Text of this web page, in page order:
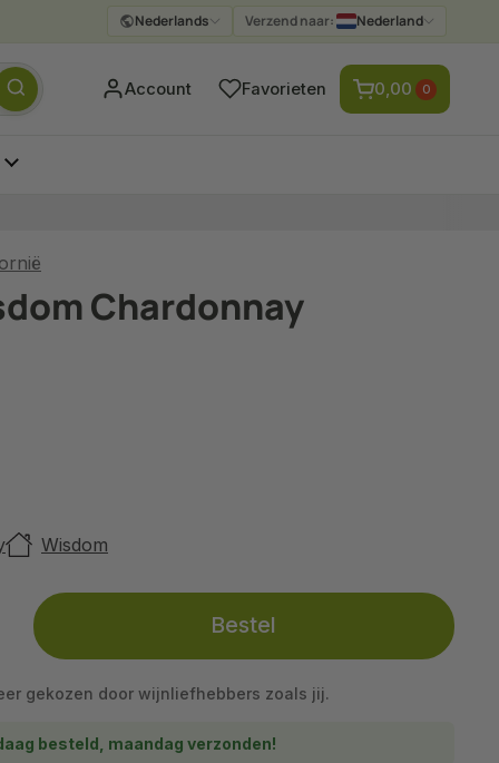
Nederlands Verzend naar: Nederland
Account Favorieten 0,00 0
Chardonnay
Wisdom
Bestel
gekozen door wijnliefhebbers zoals jij.
besteld, maandag verzonden!